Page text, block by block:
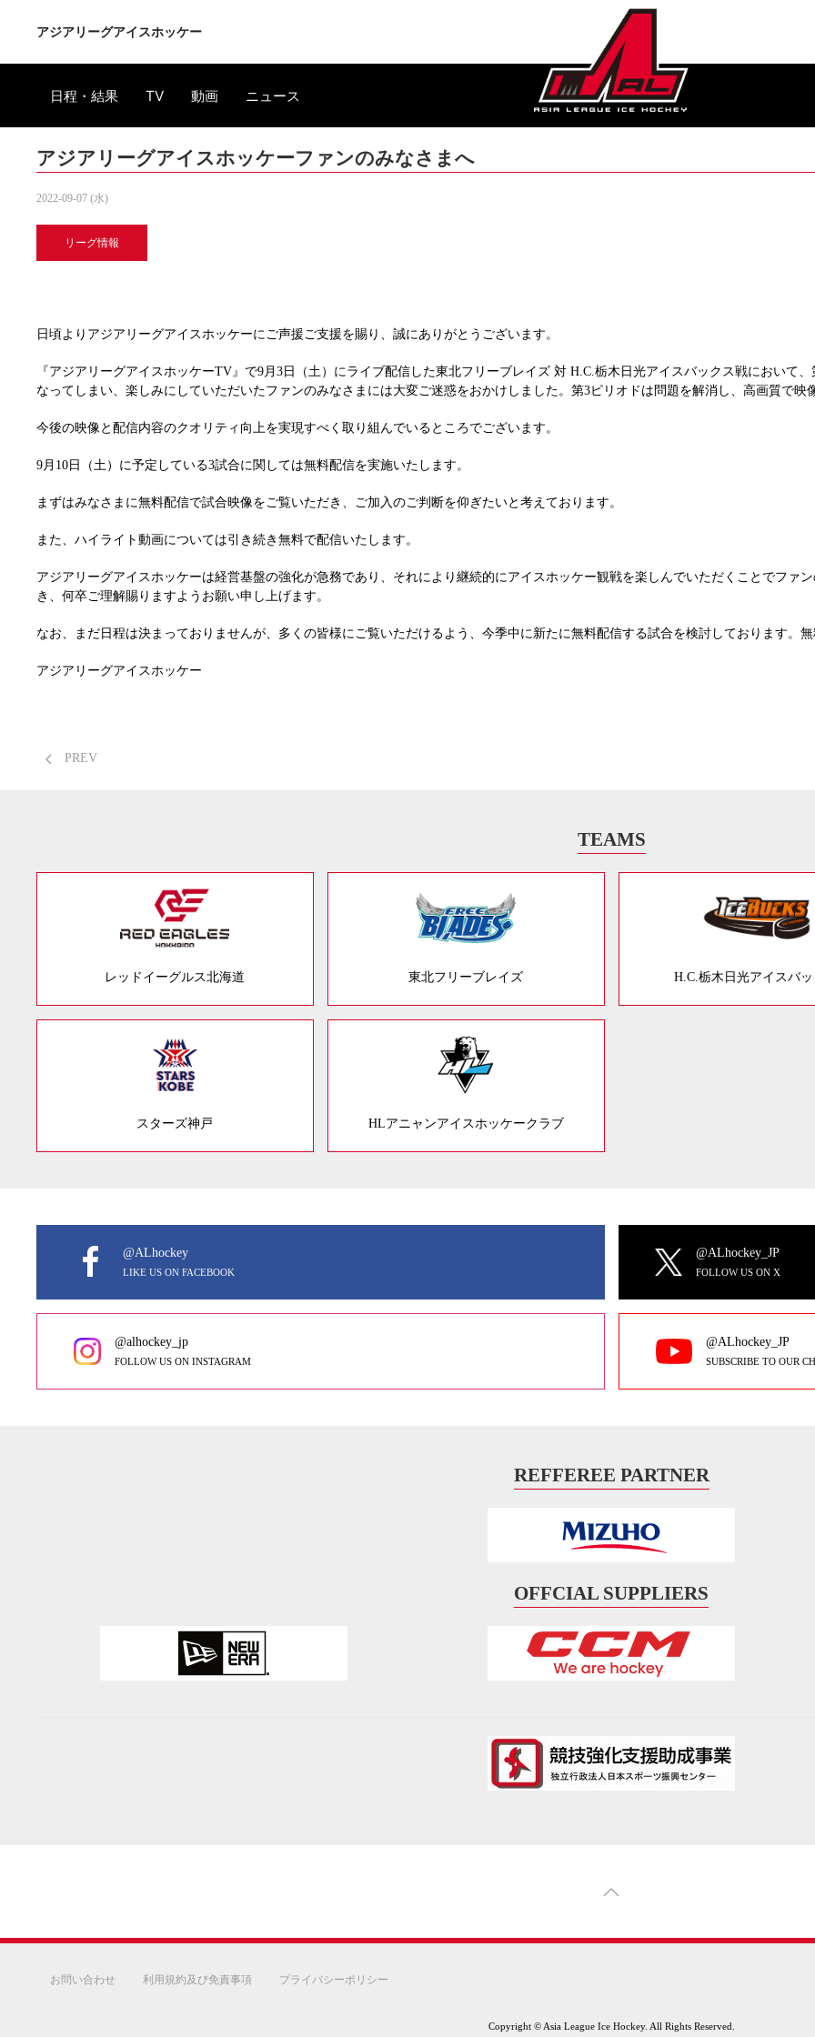
アジアリーグアイスホッケー
日程・結果 TV 動画 ニュース
アジアリーグアイスホッケーファンのみなさまへ
2022-09-07 (水)
リーグ情報
日頃よりアジアリーグアイスホッケーにご声援ご支援を賜り、誠にありがとうございます。
『アジアリーグアイスホッケーTV』で9月3日（土）にライブ配信した東北フリーブレイズ 対 H.C.栃木日光アイスバックス戦において
なってしまい、楽しみにしていただいたファンのみなさまには大変ご迷惑をおかけしました。第3ピリオドは問題を解消し、高画質で映
今後の映像と配信内容のクオリティ向上を実現すべく取り組んでいるところでございます。
9月10日（土）に予定している3試合に関しては無料配信を実施いたします。
まずはみなさまに無料配信で試合映像をご覧いただき、ご加入のご判断を仰ぎたいと考えております。
また、ハイライト動画については引き続き無料で配信いたします。
アジアリーグアイスホッケーは経営基盤の強化が急務であり、それにより継続的にアイスホッケー観戦を楽しんでいただくことでファ
き、何卒ご理解賜りますようお願い申し上げます。
なお、まだ日程は決まっておりませんが、多くの皆様にご覧いただけるよう、今季中に新たに無料配信する試合を検討しております。
アジアリーグアイスホッケー
PREV
TEAMS
レッドイーグルス北海道 東北フリーブレイズ H.C.栃木日光アイスバッ
スターズ神戸 HLアニャンアイスホッケークラブ
@ALhockey
LIKE US ON FACEBOOK
@ALhockey_JP
FOLLOW US ON X
@alhockey_jp
FOLLOW US ON INSTAGRAM
@ALhockey_JP
SUBSCRIBE TO OUR
REFFEREE PARTNER
OFFCIAL SUPPLIERS
お問い合わせ 利用規約及び免責事項 プライバシーポリシー
Copyright © Asia League Ice Hockey. All Rights Reserved.